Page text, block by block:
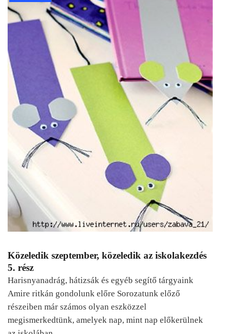
Közeledik szeptember, közeledik az iskolakezdés
5. rész
Harisnyanadrág, hátizsák és egyéb segítő tárgyaink
Amire ritkán gondolunk előre Sorozatunk előző
részeiben már számos olyan eszközzel
megismerkedtünk, amelyek nap, mint nap előkerülnek